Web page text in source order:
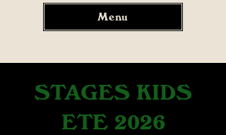
Menu
STAGES KIDS
ETE 2026